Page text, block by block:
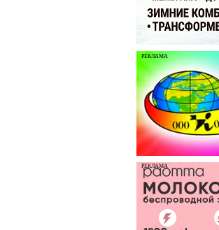
РЕКЛАМА
РЕКЛАМА